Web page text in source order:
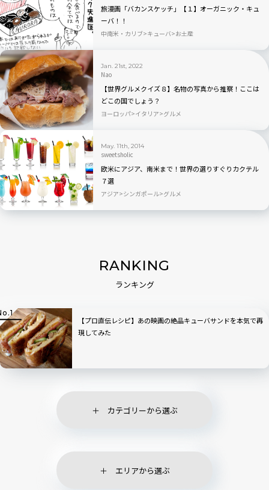
旅漫画「バカンスケッチ」【１】オーガニック・キュ
ーバ！！
中南米・カリブ キューバ お土産
Jan. 21st, 2022
Nao
【世界グルメクイズ８】名物の写真から推察！ここは
どこの国でしょう？
ヨーロッパ イタリア グルメ
May. 11th, 2014
sweetsholic
欧米にアジア、南米まで！世界の選りすぐりカクテル
７選
アジア シンガポール グルメ
RANKING
ランキング
【プロ直伝レシピ】あの映画の絶品キューバサンドを本気で再
現してみた
カテゴリーから選ぶ
エリアから選ぶ